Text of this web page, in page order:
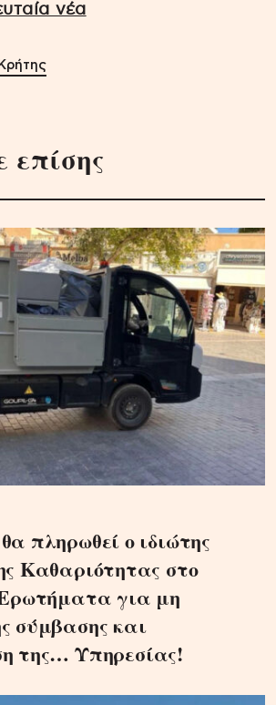
νέα
επίσης
πληρωθεί ο ιδιώτης
Καθαριότητας στο
για μη
σύμβασης και
της… Υπηρεσίας!